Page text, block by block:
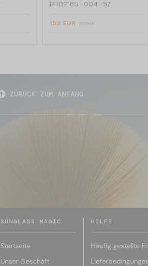
BB0216S - 004 - 57
152 EUR 202 EUR
ZURÜCK ZUM ANFANG
SUNGLASS MAGIC
Startseite
Unser Geschäft
HILFE
Häufig gestellte